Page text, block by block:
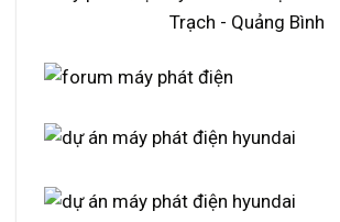
Trạch - Quảng Bình